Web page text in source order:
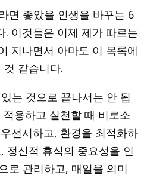
면 좋았을 인생을 바꾸는 6
. 이것들은 이제 제가 따르는
지나면서 아마도 이 목록에
것 같습니다.
는 것으로 끝나서는 안 됩
용하고 실천할 때 비로소
선시하고, 환경을 최적화하
정신적 휴식의 중요성을 인
로 관리하고, 매일을 의미